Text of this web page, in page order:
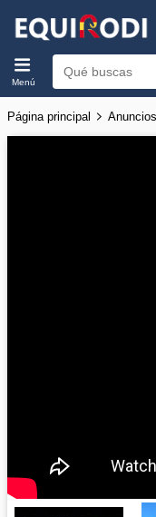
Menú
Página principal Anuncios